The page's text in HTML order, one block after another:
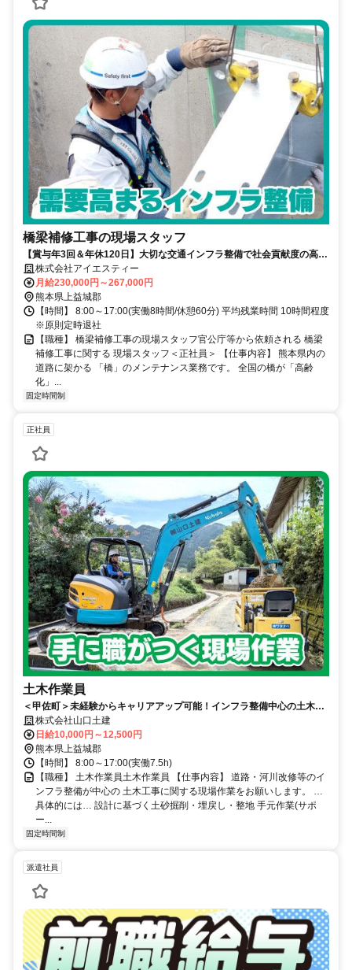
橋梁補修工事の現場スタッフ
【賞与年3回＆年休120日】大切な交通インフラ整備で社会貢献度の高い
お仕事です！
株式会社アイエスティー
月給230,000円～267,000円
熊本県上益城郡
【時間】 8:00～17:00(実働8時間/休憩60分) 平均残業時間 10時間程度
※原則定時退社
【職種】 橋梁補修工事の現場スタッフ官公庁等から依頼される 橋梁
補修工事に関する 現場スタッフ＜正社員＞ 【仕事内容】 熊本県内の
道路に架かる 「橋」のメンテナンス業務です。 全国の橋が「高齢
化」...
固定時間制
正社員
土木作業員
＜甲佐町＞未経験からキャリアアップ可能！インフラ整備中心の土木作
業スタッフ
株式会社山口土建
日給10,000円～12,500円
熊本県上益城郡
【時間】 8:00～17:00(実働7.5h)
【職種】 土木作業員土木作業員 【仕事内容】 道路・河川改修等のイ
ンフラ整備が中心の 土木工事に関する現場作業をお願いします。 …
具体的には… 設計に基づく土砂掘削・埋戻し・整地 手元作業(サポ
ー...
固定時間制
派遣社員